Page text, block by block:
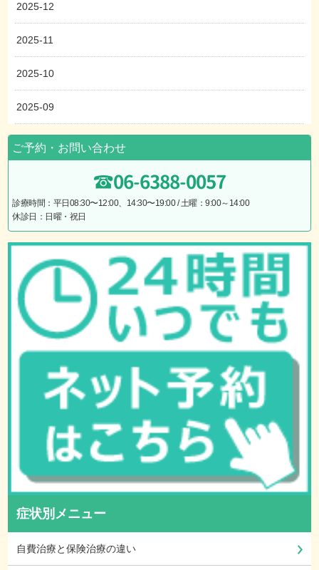
2025-12
2025-11
2025-10
2025-09
ご予約・お問い合わせ
06-6388-0057
診療時間：平日08:30〜12:00、14:30〜19:00 / 土曜：9:00～14:00
休診日：日曜・祝日
症状別メニュー
自費治療と保険治療の違い